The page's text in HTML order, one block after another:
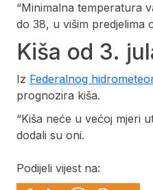
“Minimalna temperatura
do 38, u višim predjelima
Kiša od 3.
Iz Federalnog
prognozira kiša.
“Kiša neće u većoj mjeri
dodali su oni.
Podijeli vijest na: